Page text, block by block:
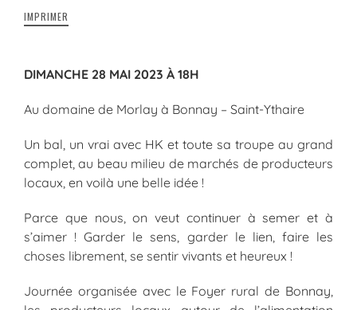
IMPRIMER
DIMANCHE 28 MAI 2023 À 18H
Au domaine de Morlay à Bonnay – Saint-Ythaire
Un bal, un vrai avec HK et toute sa troupe au grand
complet, au beau milieu de marchés de producteurs
locaux, en voilà une belle idée !
Parce que nous, on veut continuer à semer et à
s’aimer ! Garder le sens, garder le lien, faire les
choses librement, se sentir vivants et heureux !
Journée organisée avec le Foyer rural de Bonnay,